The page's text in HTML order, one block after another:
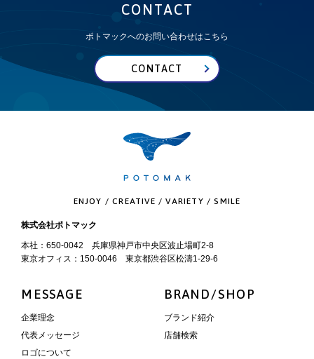
CONTACT
ポトマックへのお問い合わせはこちら
CONTACT
ENJOY / CREATIVE / VARIETY / SMILE
株式会社ポトマック
本社：650-0042 兵庫県神戸市中央区波止場町2-8
東京オフィス：150-0046 東京都渋谷区松濤1-29-6
MESSAGE
企業理念
代表メッセージ
ロゴについて
BRAND/SHOP
ブランド紹介
店舗検索